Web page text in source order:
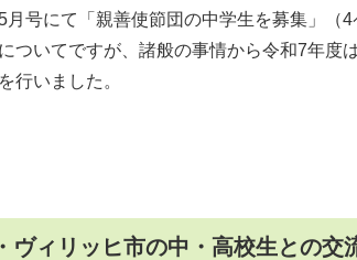
月号にて「親善使節団の中学生を募集」（
ついてですが、諸般の事情から令和7年度
行いました。
ヴィリッヒ市の中・高校生との交